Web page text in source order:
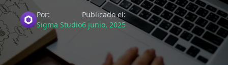
Por:
Sigma Studio
Publicado el:
6 junio, 2025